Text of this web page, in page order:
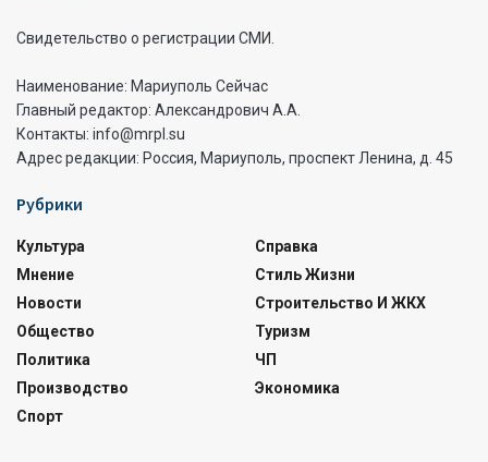
Свидетельство о регистрации СМИ.
Наименование: Мариуполь Сейчас
Главный редактор: Александрович А.А.
Контакты: info@mrpl.su
Адрес редакции: Россия, Мариуполь, проспект Ленина, д. 45
Рубрики
Культура
Мнение
Новости
Общество
Политика
Производство
Спорт
Справка
Стиль Жизни
Строительство И ЖКХ
Туризм
ЧП
Экономика